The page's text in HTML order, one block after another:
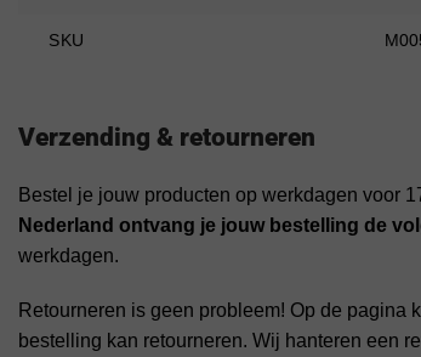
SKU
Verzending & retourneren
Bestel je jouw producten op werkdagen voor
Nederland ontvang je jouw bestelling de
werkdagen.
Retourneren is geen probleem! Op de
bestelling kan retourneren. Wij hanteren een